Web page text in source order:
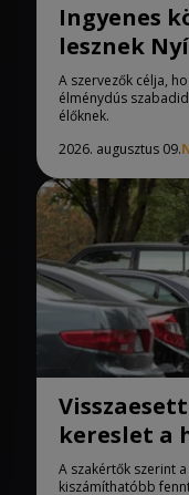
Ingyenes
lesznek
A szervezők célja,
élménydús
élőknek.
2026. augusztus 09.
kereslet a
A szakértők szerint
kiszámíthatóbb